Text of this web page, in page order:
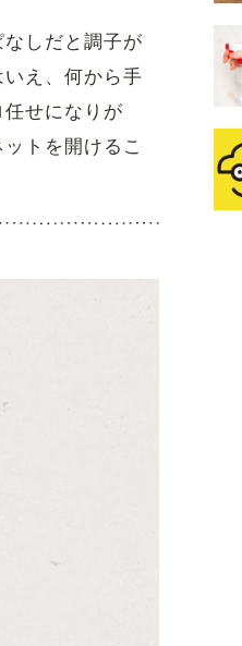
しだと調子が
え、何から手
せになりが
トを開けるこ